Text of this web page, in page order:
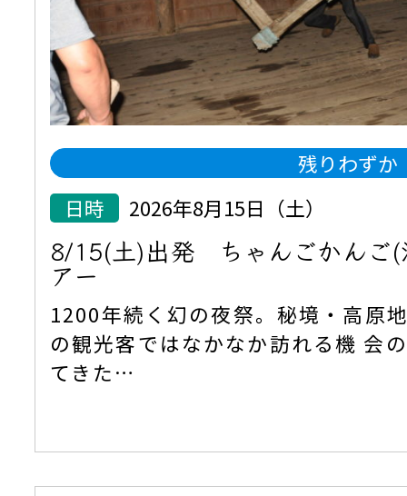
残りわずか
日時
2026年8月15日（土）
8/15(土)出発 ちゃんごかんご(
アー
1200年続く幻の夜祭。秘境・高原
の観光客ではなかなか訪れる機 会
てきた…